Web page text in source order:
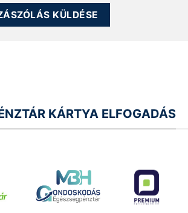
KÁRTYA ELFOGADÁS